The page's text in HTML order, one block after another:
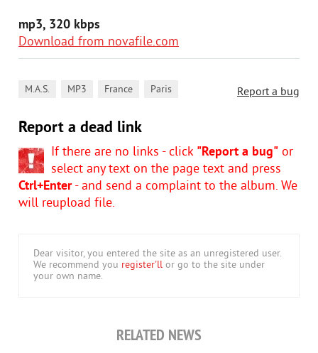
mp3, 320 kbps
Download from novafile.com
Report a bug
M.A.S. MP3 France Paris
Report a dead link
If there are no links - click "Report a bug" or
select any text on the page text and press
Ctrl+Enter- and send a complaint to the album. We
will reupload file.
Dear visitor, you entered the site as an unregistered user.
We recommend you register'll or go to the site under
your own name.
RELATED NEWS